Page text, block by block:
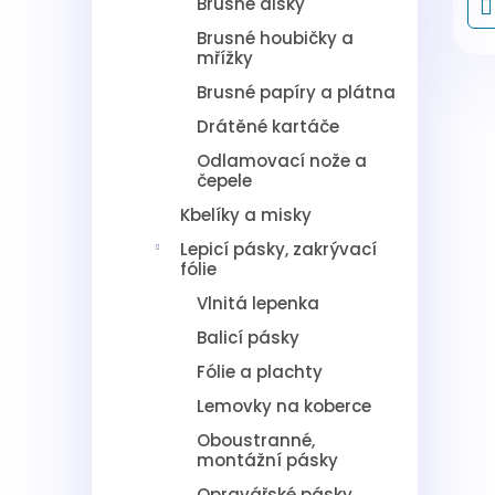
Brusné houbičky a
mřížky
Brusné papíry a plátna
Drátěné kartáče
Odlamovací nože a
čepele
Kbelíky a misky
Lepicí pásky, zakrývací
fólie
Vlnitá lepenka
Balicí pásky
Fólie a plachty
Lemovky na koberce
Oboustranné,
montážní pásky